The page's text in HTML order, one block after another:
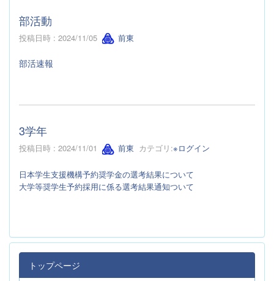
部活動
投稿日時 : 2024/11/05 前東
部活速報
3学年
投稿日時 : 2024/11/01 前東 カテゴリ:※ログイン
日本学生支援機構予約奨学金の選考結果について
大学等奨学生予約採用に係る選考結果通知ついて
トップページ